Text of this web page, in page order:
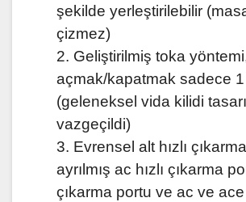
şekilde yerleştirilebilir
çizmez)
2. Geliştirilmiş toka
açmak/kapatmak sadece
(geleneksel vida kilidi
vazgeçildi)
3. Evrensel alt hızlı
ayrılmış ac hızlı çıkarma
çıkarma portu ve ac ve